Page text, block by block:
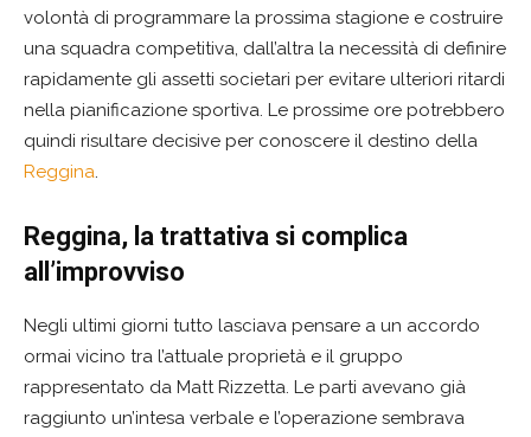
volontà di programmare la prossima stagione e costruire
una squadra competitiva, dall’altra la necessità di definire
rapidamente gli assetti societari per evitare ulteriori ritardi
nella pianificazione sportiva. Le prossime ore potrebbero
quindi risultare decisive per conoscere il destino della
Reggina.
Reggina, la trattativa si complica
all’improvviso
Negli ultimi giorni tutto lasciava pensare a un accordo
ormai vicino tra l’attuale proprietà e il gruppo
rappresentato da Matt Rizzetta. Le parti avevano già
raggiunto un’intesa verbale e l’operazione sembrava